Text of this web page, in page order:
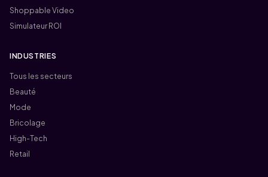
Shoppable Video
Simulateur ROI
INDUSTRIES
Tous les secteurs
Beauté
Mode
Bricolage
High-Tech
Retail